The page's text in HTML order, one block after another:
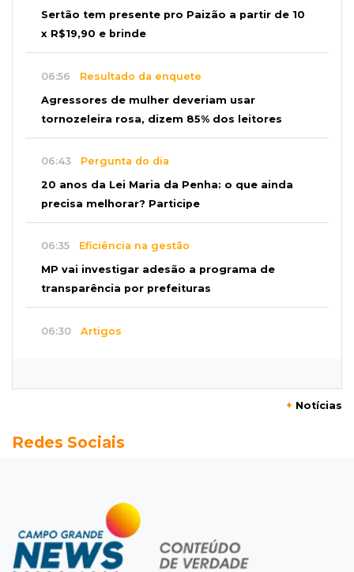
Sertão tem presente pro Paizão a partir de 10
x R$19,90 e brinde
06:56 Resultado da enquete
Agressores de mulher deveriam usar
tornozeleira rosa, dizem 85% dos leitores
06:43 Pergunta do dia
20 anos da Lei Maria da Penha: o que ainda
precisa melhorar? Participe
06:35 Eficiência na gestão
MP vai investigar adesão a programa de
transparência por prefeituras
06:30 Artigos
em caminhão estacionado
Instabilidade avança sobre MS nesta sexta e
nova frente fria chega no domingo
06:02Editorial
+ Notícias
Redes Sociais